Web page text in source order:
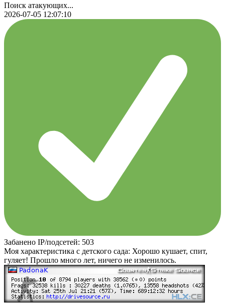
Поиск атакующих...
2026-07-05 12:07:10
Забанено IP/подсетей: 503
Моя характеристика с детского сада: Хорошо кушает, спит,
гуляет! Прошло много лет, ничего не изменилось.